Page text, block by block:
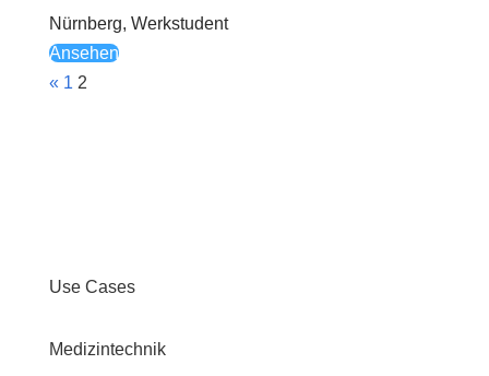
Nürnberg, Werkstudent
Ansehen
« 1 2
Use Cases
Medizintechnik